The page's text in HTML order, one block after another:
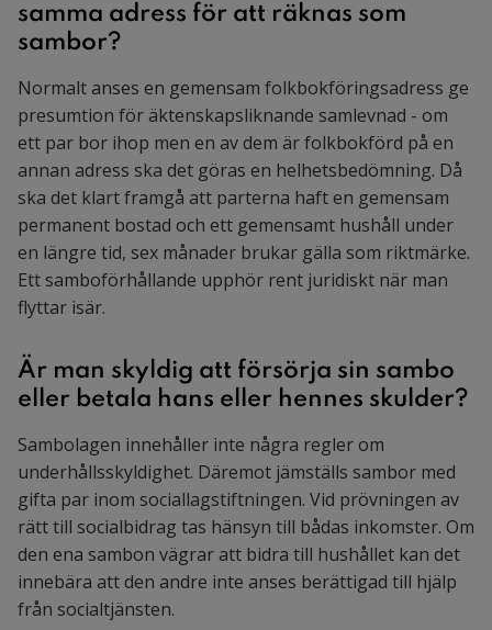
samma adress för att räknas som
sambor?
Normalt anses en gemensam folkbokföringsadress ge
presumtion för äktenskapsliknande samlevnad - om
ett par bor ihop men en av dem är folkbokförd på en
annan adress ska det göras en helhetsbedömning. Då
ska det klart framgå att parterna haft en gemensam
permanent bostad och ett gemensamt hushåll under
en längre tid, sex månader brukar gälla som riktmärke.
Ett samboförhållande upphör rent juridiskt när man
flyttar isär.
Är man skyldig att försörja sin sambo
eller betala hans eller hennes skulder?
Sambolagen innehåller inte några regler om
underhållsskyldighet. Däremot jämställs sambor med
gifta par inom sociallagstiftningen. Vid prövningen av
rätt till socialbidrag tas hänsyn till bådas inkomster. Om
den ena sambon vägrar att bidra till hushållet kan det
innebära att den andre inte anses berättigad till hjälp
från socialtjänsten.